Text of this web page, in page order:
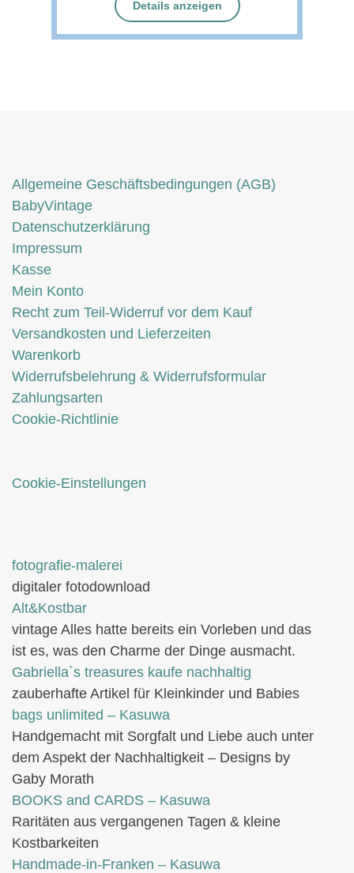
Details anzeigen
Allgemeine Geschäftsbedingungen (AGB)
BabyVintage
Datenschutzerklärung
Impressum
Kasse
Mein Konto
Recht zum Teil-Widerruf vor dem Kauf
Versandkosten und Lieferzeiten
Warenkorb
Widerrufsbelehrung & Widerrufsformular
Zahlungsarten
Cookie-Richtlinie
Cookie-Einstellungen
fotografie-malerei
digitaler fotodownload
Alt&Kostbar
vintage Alles hatte bereits ein Vorleben und das
ist es, was den Charme der Dinge ausmacht.
Gabriella`s treasures kaufe nachhaltig
zauberhafte Artikel für Kleinkinder und Babies
bags unlimited – Kasuwa
Handgemacht mit Sorgfalt und Liebe auch unter
dem Aspekt der Nachhaltigkeit – Designs by
Gaby Morath
BOOKS and CARDS – Kasuwa
Raritäten aus vergangenen Tagen & kleine
Kostbarkeiten
Handmade-in-Franken – Kasuwa